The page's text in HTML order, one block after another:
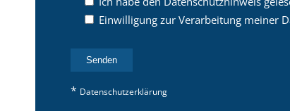
Einwilligung zur Verarbeitung meiner
* Datenschutzerklärung